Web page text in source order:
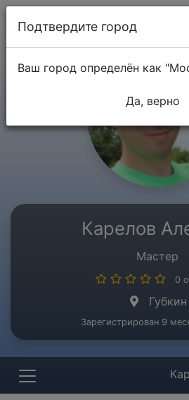
Карелов
Мастер
0
Губкин
Зарегистрирован 9
Подтвердите город
Ваш город определён как
Да, верно